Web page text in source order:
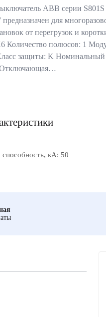
ABB серии S801S
для
от перегрузок и
Количество полюсов: 1
защиты: K Номинальный
кА: 50